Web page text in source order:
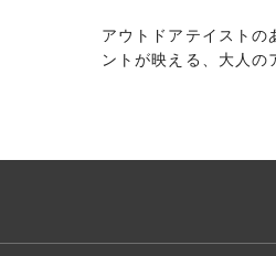
アウトドアテイスト
ントが映える、大人の